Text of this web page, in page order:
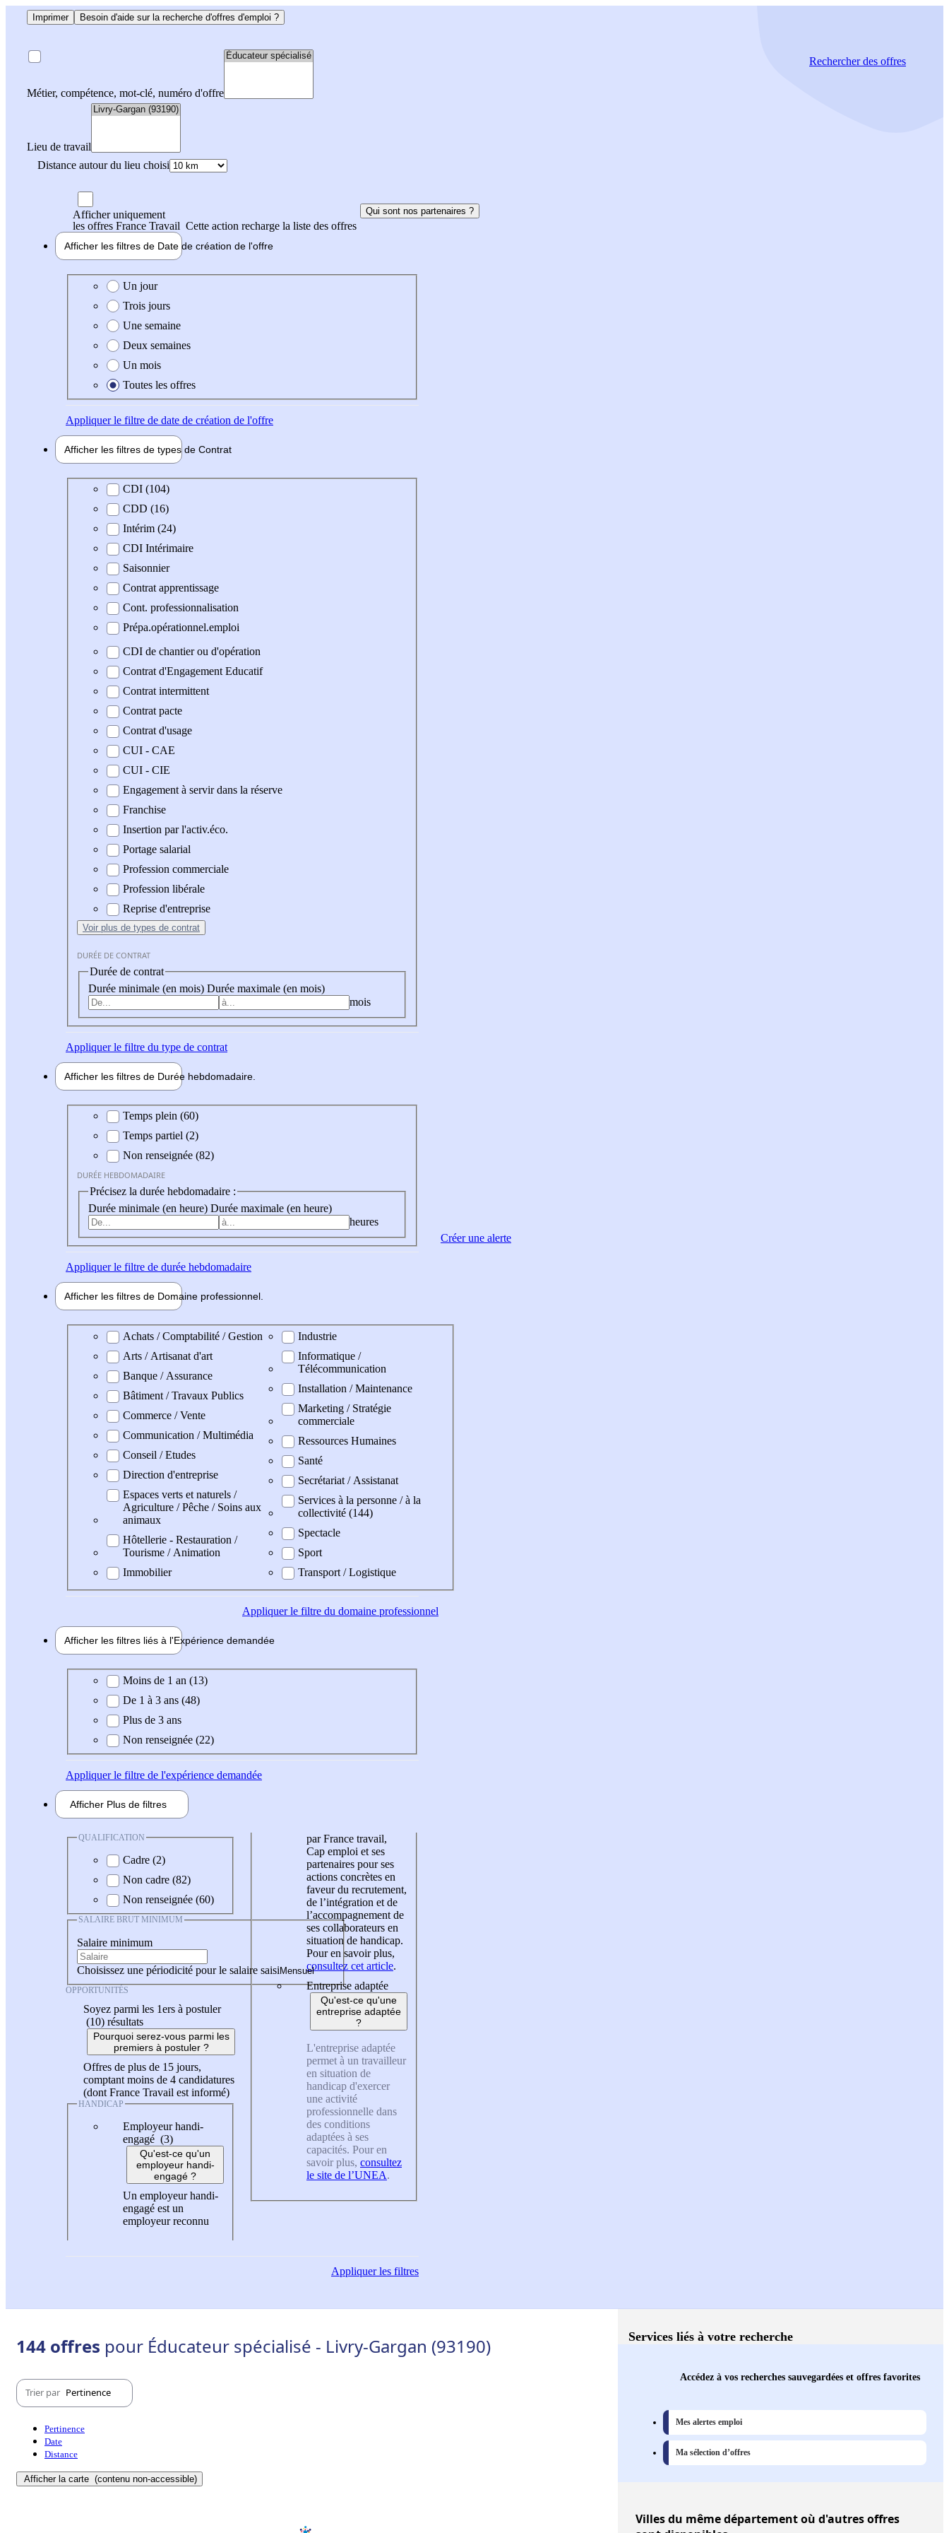
Imprimer Besoin d'aide sur la recherche d'offres d'emploi ?
Métier, compétence, mot-clé, numéro d'offre
Lieu de travail
Distance autour du lieu choisi
Rechercherdes offres
Afficher uniquement
les offres France Travail Cette action recharge la liste des offres
Qui sont nos partenaires ?
Afficher les filtres de Date de création de l'offre
Date de création de l'offre
Un jour
Trois jours
Une semaine
Deux semaines
Un mois
Toutes les offres
Appliquerle filtre de date de création de l'offre
Afficher les filtres de types de Contrat
Type de contratCDI (104)
CDD (16)
Intérim (24)
CDI Intérimaire
Saisonnier
Contrat apprentissage
Cont. professionnalisation
Prépa.opérationnel.emploi
CDI de chantier ou d'opération
Contrat d'Engagement Educatif
Contrat intermittent
Contrat pacte
Contrat d'usage
CUI - CAE
CUI - CIE
Engagement à servir dans la réserve
Franchise
Insertion par l'activ.éco.
Portage salarial
Profession commerciale
Profession libérale
Reprise d'entreprise
Voir plus de types de contrat
DURÉE DE CONTRAT
Durée de contrat
Durée minimale (en mois) Durée maximale (en mois)
mois
Appliquerle filtre du type de contrat
Afficher les filtres de Durée hebdomadaire
Durée hebdomadaire
Temps plein (60)
Temps partiel (2)
Non renseignée (82)
DURÉE HEBDOMADAIRE
Précisez la durée hebdomadaire :
Durée minimale (en heure) Durée maximale (en heure)
heures
Appliquerle filtre de durée hebdomadaire
Afficher les filtres de Domaine professionnel
Domaine professionel
Achats / Comptabilité / Gestion
Arts / Artisanat d'art
Banque / Assurance
Bâtiment / Travaux Publics
Commerce / Vente
Communication / Multimédia
Conseil / Etudes
Direction d'entreprise
Espaces verts et naturels /
Agriculture / Pêche / Soins aux
animaux
Hôtellerie - Restauration /
Tourisme / Animation
Immobilier
Industrie
Informatique /
Télécommunication
Installation / Maintenance
Marketing / Stratégie
commerciale
Ressources Humaines
Santé
Secrétariat / Assistanat
Services à la personne / à la
collectivité (144)
Spectacle
Sport
Transport / Logistique
Appliquerle filtre du domaine professionnel
Afficher les filtres liés à l'Expérience demandée
Expérience demandée
Moins de 1 an (13)
De 1 à 3 ans (48)
Plus de 3 ans
Non renseignée (22)
Appliquerle filtre de l'expérience demandée
Afficher Plus de filtres
QUALIFICATION
Cadre (2)
Non cadre (82)
Non renseignée (60)
SALAIRE BRUT MINIMUM
Salaire minimum
Choisissez une périodicité pour le salaire saisi
OPPORTUNITÉS
Soyez parmi les 1ers à postuler
(10) résultats
Pourquoi serez-vous parmi les
premiers à postuler ?
Offres de plus de 15 jours,
comptant moins de 4 candidatures
(dont France Travail est informé)
HANDICAP
Employeur handi-
engagé (3)
Qu'est-ce qu'un
employeur handi-
engagé ?
Un employeur handi-
engagé est un
employeur reconnu
par France travail,
Cap emploi et ses
partenaires pour ses
actions concrètes en
faveur du recrutement,
de l’intégration et de
l’accompagnement de
ses collaborateurs en
situation de handicap.
Pour en savoir plus,
consultez cet article.
Entreprise adaptée
Qu'est-ce qu'une
entreprise adaptée
?
L'entreprise adaptée
permet à un travailleur
en situation de
handicap d'exercer
une activité
professionnelle dans
des conditions
adaptées à ses
capacités. Pour en
savoir plus, consultez
le site de l’UNEA.
Appliquerles filtres
Créer une alerte
144 offres pour Éducateur spécialisé - Livry-Gargan (93190)
Trier par Pertinence
Pertinence
Date
Distance
Afficher la carte (contenu non-accessible)
Services liés à votre recherche
Accédez à vos recherches sauvegardées et offres favorites
Mes alertes emploi
Ma sélection d’offres
Villesdu même département où d'autres offres